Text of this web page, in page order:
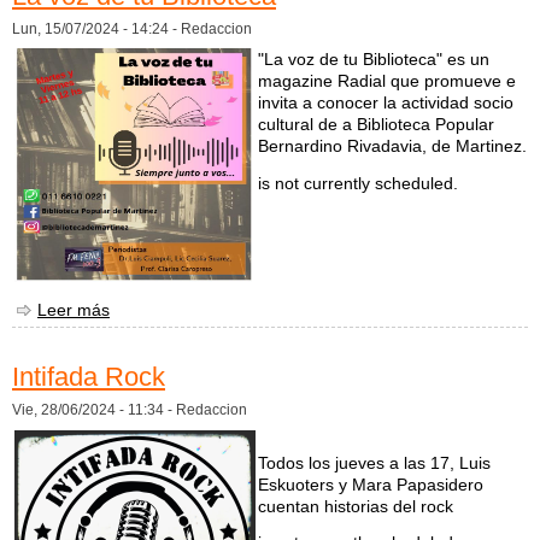
Lun, 15/07/2024 - 14:24 - Redaccion
"La voz de tu Biblioteca" es un
magazine Radial que promueve e
invita a conocer la actividad socio
cultural de a Biblioteca Popular
Bernardino Rivadavia, de Martinez.
is not currently scheduled.
Leer más
Intifada Rock
Vie, 28/06/2024 - 11:34 - Redaccion
Todos los jueves a las 17, Luis
Eskuoters y Mara Papasidero
cuentan historias del rock